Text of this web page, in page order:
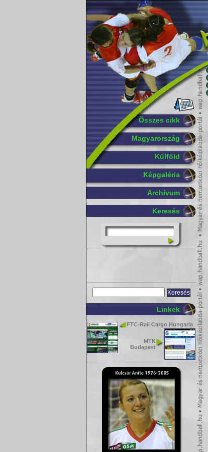
Összes cikk
Magyarország
Külföld
Képgaléria
Archívum
Keresés
Linkek
FTC-Rail Cargo Hungaria
MTK
Budapest